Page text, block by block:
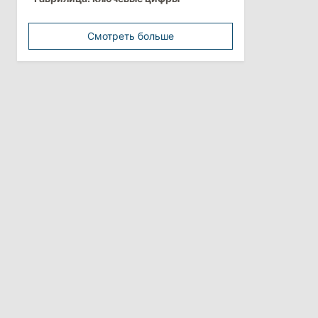
минимальной зарплатой
Политика
Анна Ревенко уходит с поста главы
Смотреть больше